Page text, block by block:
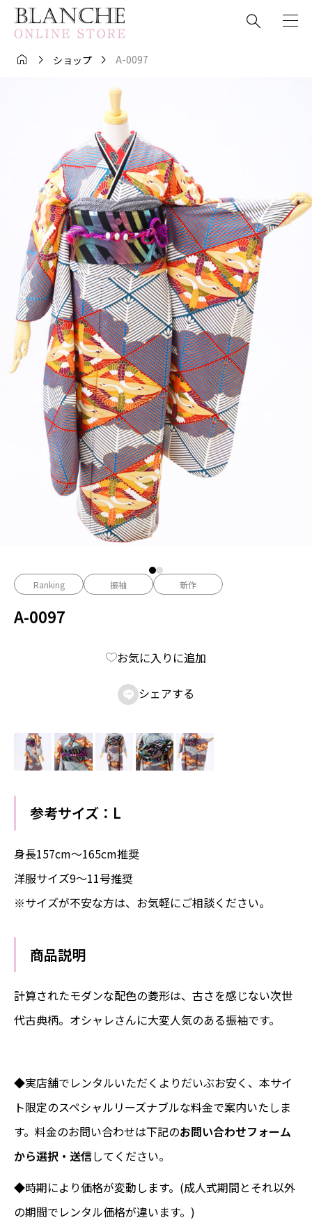

  ショップ  A-0097
Ranking 振袖 新作
A-0097
お気に入りに追加
 シェアする
参考サイズ：L
身長157cm〜165cm推奨
洋服サイズ9～11号推奨
※サイズが不安な方は、お気軽にご相談ください。
商品説明
計算されたモダンな配色の菱形は、古さを感じない次世
代古典柄。オシャレさんに大変人気のある振袖です。
◆実店舗でレンタルいただくよりだいぶお安く、本サイ
ト限定のスペシャルリーズナブルな料金で案内いたしま
す。料金のお問い合わせは下記のお問い合わせフォーム
から選択・送信してください。
◆時期により価格が変動します。(成人式期間とそれ以外
の期間でレンタル価格が違います。)